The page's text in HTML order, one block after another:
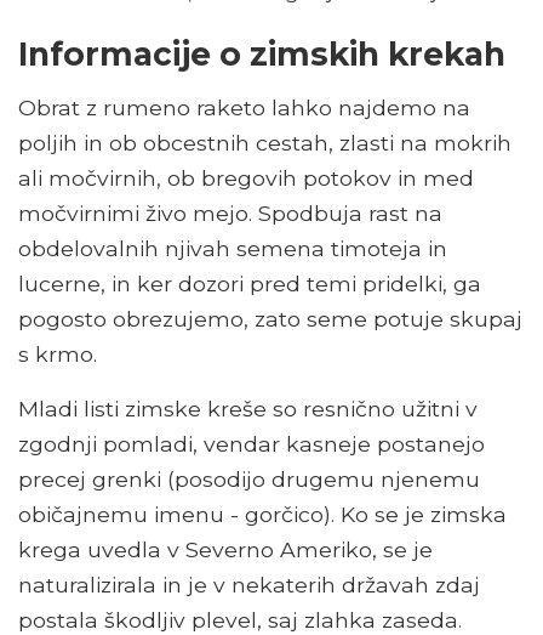
Informacije o zimskih krekah
Obrat z rumeno raketo lahko najdemo na
poljih in ob obcestnih cestah, zlasti na mokrih
ali močvirnih, ob bregovih potokov in med
močvirnimi živo mejo. Spodbuja rast na
obdelovalnih njivah semena timoteja in
lucerne, in ker dozori pred temi pridelki, ga
pogosto obrezujemo, zato seme potuje skupaj
s krmo.
Mladi listi zimske kreše so resnično užitni v
zgodnji pomladi, vendar kasneje postanejo
precej grenki (posodijo drugemu njenemu
običajnemu imenu - gorčico). Ko se je zimska
krega uvedla v Severno Ameriko, se je
naturalizirala in je v nekaterih državah zdaj
postala škodljiv plevel, saj zlahka zaseda.